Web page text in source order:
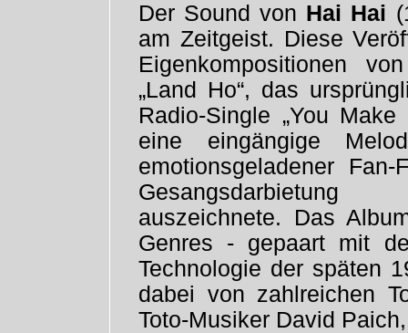
Der Sound von Hai Hai
am Zeitgeist. Diese
Eigenkompositionen
„Land Ho“, das
Radio-Single „You
eine eingängige
emotionsgeladener
Gesangsdarbietung
auszeichnete. Das
Genres - gepaart mit
Technologie der späten
dabei von zahlreichen
Toto-Musiker David